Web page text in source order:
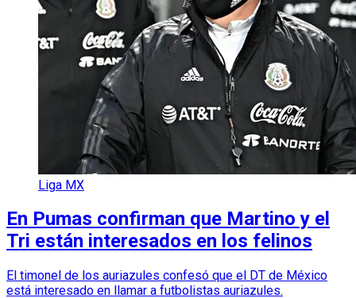
Liga MX
En Pumas confirman que Martino y el
Tri están interesados en los felinos
El timonel de los auriazules confesó que el DT de México
está interesado en llamar a futbolistas auriazules.